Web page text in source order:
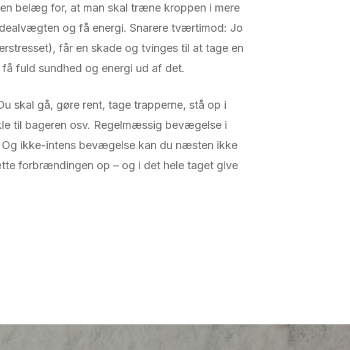
belæg for, at man skal træne kroppen i mere
og få energi. Snarere tværtimod: Jo
får en skade og tvinges til at tage en
fuld sundhed og energi ud af det.
skal gå, gøre rent, tage trapperne, stå op i
til bageren osv. Regelmæssig bevægelse i
ikke-intens bevægelse kan du næsten ikke
forbrændingen op – og i det hele taget give